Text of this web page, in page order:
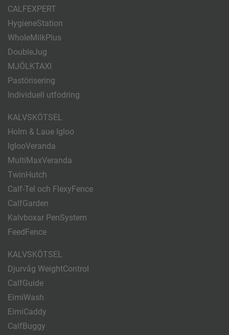
CALFEXPERT
HygieneStation
WholeMilkPlus
DoubleJug
MJÖLKTAXI
Pastörisering
Individuell utfodring
KALVSKÖTSEL
Holm & Laue Igloo
IglooVeranda
MultiMaxVeranda
TwinHutch
Calf-Tel och FlexyFence
CalfGarden
Kalvboxar PenSystem
FeedFence
KALVSKÖTSEL
Djurvåg WeightControl
CalfGuide
EimiWash
EimiCaddy
CalfBuggy